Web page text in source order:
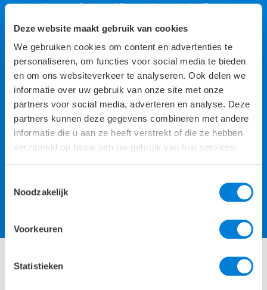
Deze website maakt gebruik van cookies
We gebruiken cookies om content en advertenties te
personaliseren, om functies voor social media te bieden
en om ons websiteverkeer te analyseren. Ook delen we
informatie over uw gebruik van onze site met onze
partners voor social media, adverteren en analyse. Deze
partners kunnen deze gegevens combineren met andere
informatie die u aan ze heeft verstrekt of die ze hebben
verzameld op basis van uw gebruik van hun services.
Noodzakelijk
Voorkeuren
Statistieken
aantasting van het zeeklimaat, is materiaalkeuze op
gebouw. Daarom is voor de hoofddraagconstructie in
dit geval gekozen voor een betonconstructie in plaats
van een staalconstructie.
Bij het optimaliseren van de hoofddraagconstructie
lag de focus op het minimaliseren van de
milieubelasting; een slimmer ontwerp van de
betonconstructie en materialen efficiënter inzetten
door slimme vormgeving. Om inzicht te krijgen in de
reductie van de milieu-impact door hergebruik van de
schaduwprijs van de originele constructie bepaald.
Voor het betoncasco heeft deze analyse met behoud
resultaten voor de keuze van hergebruik opgeleverd.